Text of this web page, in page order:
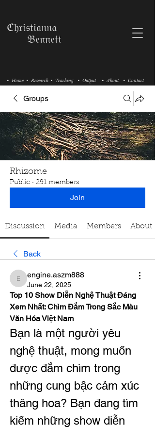
• Research • Teaching
• Home • Output • About • Contact
ℭ𝔥𝔯𝔦𝔰𝔱𝔦𝔞𝔫𝔫𝔞
𝔅𝔢𝔫𝔫𝔢𝔱𝔱
Groups
Rhizome
Public · 291 members
Join
Discussion Media Members About
Back
engine.aszm888
engine.aszm888
June 22, 2025
Top 10 Show Diễn Nghệ Thuật Đáng
Xem Nhất: Chìm Đắm Trong Sắc Màu
Văn Hóa Việt Nam
Bạn là một người yêu
nghệ thuật, mong muốn
được đắm chìm trong
những cung bậc cảm xúc
thăng hoa? Bạn đang tìm
kiếm những show diễn